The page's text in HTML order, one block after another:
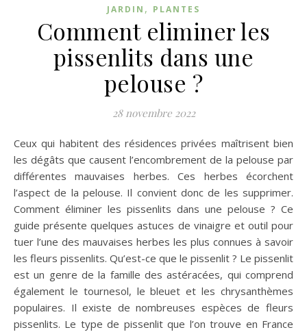
JARDIN , PLANTES
Comment eliminer les
pissenlits dans une
pelouse ?
28 novembre 2022
Ceux qui habitent des résidences privées maîtrisent bien
les dégâts que causent l’encombrement de la pelouse par
différentes mauvaises herbes. Ces herbes écorchent
l’aspect de la pelouse. Il convient donc de les supprimer.
Comment éliminer les pissenlits dans une pelouse ? Ce
guide présente quelques astuces de vinaigre et outil pour
tuer l’une des mauvaises herbes les plus connues à savoir
les fleurs pissenlits. Qu’est-ce que le pissenlit ? Le pissenlit
est un genre de la famille des astéracées, qui comprend
également le tournesol, le bleuet et les chrysanthèmes
populaires. Il existe de nombreuses espèces de fleurs
pissenlits. Le type de pissenlit que l’on trouve en France